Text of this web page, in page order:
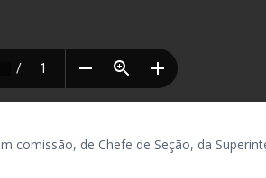
comissão, de Chefe de Seção, da